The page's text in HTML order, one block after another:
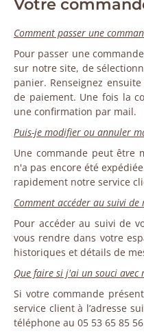
Votre
Comment passer une
Pour passer une
sur notre site, de
panier. Renseignez
de paiement. Une fois la
une confirmation par mail.
Puis-je modifier ou annuler
Une commande peut être
n'a pas encore été
rapidement notre service
Comment accéder au suivi de
Pour accéder au suivi de
vous rendre dans votre
historiques et détails de
Que faire si j'ai un souci avec
Si votre commande
service client à l’adresse
téléphone au 05 53 65 85